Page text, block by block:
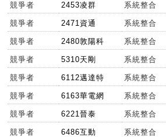
競爭者 2453凌群 系統整合
競爭者 2471資通 系統整合
競爭者 2480敦陽科 系統整合
競爭者 5310天剛 系統整合
競爭者 6112邁達特 系統整合
競爭者 6163華電網 系統整合
競爭者 6221晉泰 系統整合
競爭者 6486互動 系統整合